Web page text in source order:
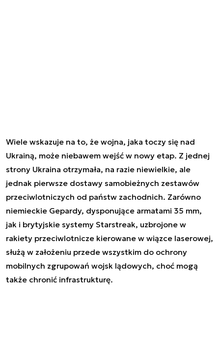
Wiele wskazuje na to, że wojna, jaka toczy się nad
Ukrainą, może niebawem wejść w nowy etap. Z jednej
strony Ukraina otrzymała, na razie niewielkie, ale
jednak pierwsze dostawy samobieżnych zestawów
przeciwlotniczych od państw zachodnich. Zarówno
niemieckie Gepardy, dysponujące armatami 35 mm,
jak i brytyjskie systemy Starstreak, uzbrojone w
rakiety przeciwlotnicze kierowane w wiązce laserowej,
służą w założeniu przede wszystkim do ochrony
mobilnych zgrupowań wojsk lądowych, choć mogą
także chronić infrastrukturę.